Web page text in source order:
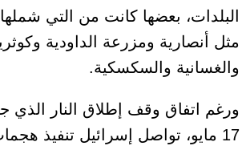
البلدات، بعضها كانت من التي شملها
مثل أنصارية ومزرعة الداودية
والغسانية والسكسكية.
ورغم اتفاق وقف إطلاق النار الذي
17 مايو، تواصل إسرائيل تنفيذ